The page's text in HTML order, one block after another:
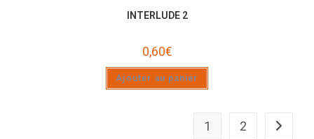
INTERLUDE 2
0,60€
Ajouter au panier
1 2